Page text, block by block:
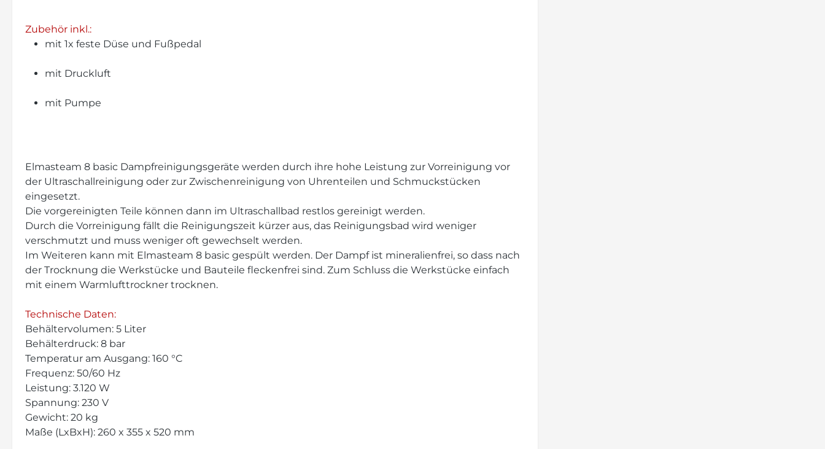
Zubehör inkl.:
mit 1x feste Düse und Fußpedal
mit Druckluft
mit Pumpe
Elmasteam 8 basic Dampfreinigungsgeräte werden durch ihre hohe Leistung zur Vorreinigung vor
der Ultraschallreinigung oder zur Zwischenreinigung von Uhrenteilen und Schmuckstücken
eingesetzt.
Die vorgereinigten Teile können dann im Ultraschallbad restlos gereinigt werden.
Durch die Vorreinigung fällt die Reinigungszeit kürzer aus, das Reinigungsbad wird weniger
verschmutzt und muss weniger oft gewechselt werden.
Im Weiteren kann mit Elmasteam 8 basic gespült werden. Der Dampf ist mineralienfrei, so dass nach
der Trocknung die Werkstücke und Bauteile fleckenfrei sind. Zum Schluss die Werkstücke einfach
mit einem Warmlufttrockner trocknen.
Technische Daten:
Behältervolumen: 5 Liter
Behälterdruck: 8 bar
Temperatur am Ausgang: 160 °C
Frequenz: 50/60 Hz
Leistung: 3.120 W
Spannung: 230 V
Gewicht: 20 kg
Maße (LxBxH): 260 x 355 x 520 mm